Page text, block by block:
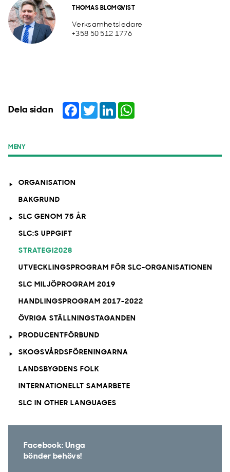
THOMAS BLOMQVIST
Verksamhetsledare
+358 50 512 1776
Dela sidan Facebook
TwitterLinkedIn
MENY
ORGANISATION
BAKGRUND
SLC GENOM 75 ÅR
SLC:S UPPGIFT
STRATEGI2028
UTVECKLINGSPROGRAM FÖR SLC-ORGANISATIONEN
SLC MILJÖPROGRAM 2019
HANDLINGSPROGRAM 2017-2022
ÖVRIGA STÄLLNINGSTAGANDEN
PRODUCENTFÖRBUND
SKOGSVÅRDSFÖRENINGARNA
LANDSBYGDENS FOLK
INTERNATIONELLT SAMARBETE
SLC IN OTHER LANGUAGES
Facebook: Unga
bönder behövs!